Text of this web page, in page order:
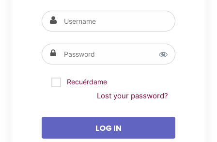
Recuérdame
Lost your password?